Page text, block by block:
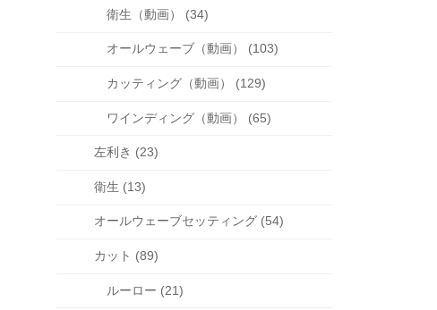
衛生（動画） (34)
オールウェーブ（動画） (103)
カッティング（動画） (129)
ワインディング（動画） (65)
左利き (23)
衛生 (13)
オールウェーブセッティング (54)
カット (89)
ルーロー (21)